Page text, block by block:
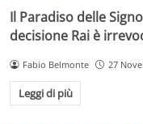
Il Paradiso delle
decisione Rai è
Fabio Belmonte 27
Leggi di più